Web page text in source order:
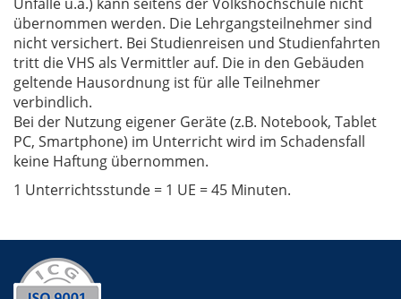
übernommen werden. Die Lehrgangsteilnehmer sind
nicht versichert. Bei Studienreisen und Studienfahrten
tritt die VHS als Vermittler auf. Die in den Gebäuden
geltende Hausordnung ist für alle Teilnehmer
verbindlich.
Bei der Nutzung eigener Geräte (z.B. Notebook, Tablet
PC, Smartphone) im Unterricht wird im Schadensfall
keine Haftung übernommen.
1 Unterrichtsstunde = 1 UE = 45 Minuten.